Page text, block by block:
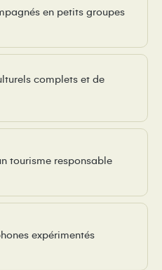
en petits groupes
complets et de
tourisme responsable
expérimentés